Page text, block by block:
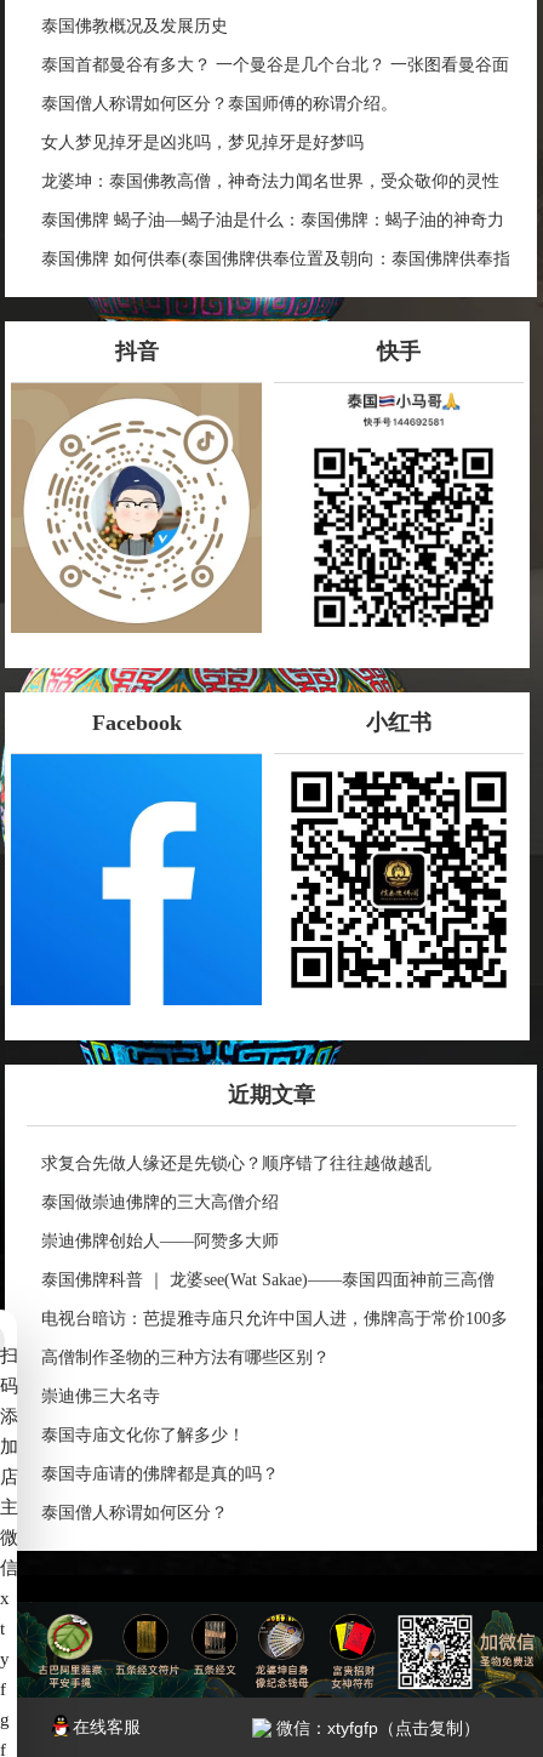
泰国佛教概况及发展历史
泰国首都曼谷有多大？ 一个曼谷是几个台北？ 一张图看曼谷面
积与各大城市比较
泰国僧人称谓如何区分？泰国师傅的称谓介绍。
女人梦见掉牙是凶兆吗，梦见掉牙是好梦吗
龙婆坤：泰国佛教高僧，神奇法力闻名世界，受众敬仰的灵性
导师
泰国佛牌 蝎子油—蝎子油是什么：泰国佛牌：蝎子油的神奇力
量
泰国佛牌 如何供奉(泰国佛牌供奉位置及朝向：泰国佛牌供奉指
南)
抖音 快手
Facebook 小红书
近期文章
求复合先做人缘还是先锁心？顺序错了往往越做越乱
泰国做崇迪佛牌的三大高僧介绍
崇迪佛牌创始人——阿赞多大师
泰国佛牌科普 ｜ 龙婆see(Wat Sakae)——泰国四面神前三高僧
电视台暗访：芭提雅寺庙只允许中国人进，佛牌高于常价100多
倍！
高僧制作圣物的三种方法有哪些区别？
崇迪佛三大名寺
泰国寺庙文化你了解多少！
泰国寺庙请的佛牌都是真的吗？
泰国僧人称谓如何区分？
备案号：赣ICP备2022006539号-4
7*24小时服务热线：
扫
码
添
加
店
主
微
信
x
t
y
f
g
f
在线客服 微信：xtyfgfp（点击复制）